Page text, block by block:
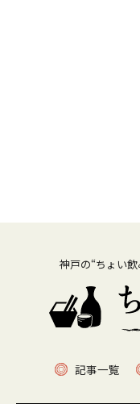
神戸の“ちょい
記事一覧